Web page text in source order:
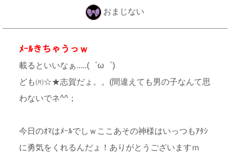
おまじない
ﾒｰﾙきちゃうっｗ
載るといいなぁ.....(゜ω゜)
ども㈪☆★志賀だょ。。(間違えても男の子なんて思
わないでネ^^；
今日のｵﾏはﾒｰﾙでしｗここあその神様はいっつもｱﾀｼ
に勇気をくれるんだょ！ありがとうございますｍ